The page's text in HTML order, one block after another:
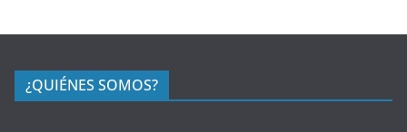
¿QUIÉNES SOMOS?